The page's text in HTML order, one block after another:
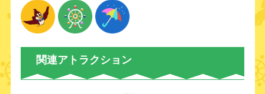
関連アトラクション